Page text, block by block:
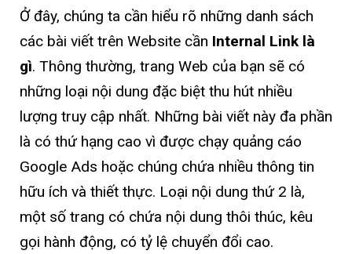
Ở đây, chúng ta cần hiểu rõ những danh sách
các bài viết trên Website cần Internal Link là
gì. Thông thường, trang Web của bạn sẽ có
những loại nội dung đặc biệt thu hút nhiều
lượng truy cập nhất. Những bài viết này đa phần
là có thứ hạng cao vì được chạy quảng cáo
Google Ads hoặc chúng chứa nhiều thông tin
hữu ích và thiết thực. Loại nội dung thứ 2 là,
một số trang có chứa nội dung thôi thúc, kêu
gọi hành động, có tỷ lệ chuyển đổi cao.